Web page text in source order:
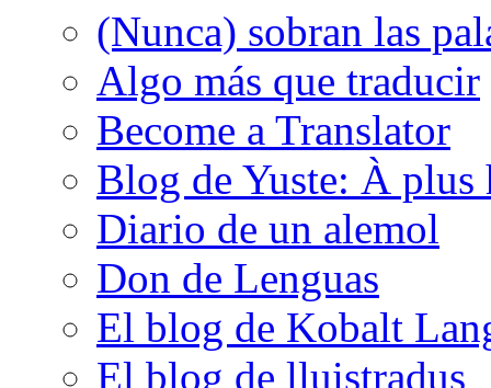
(Nunca) sobran las
Algo más que traducir
Become a Translator
Blog de Yuste: À plus
Diario de un alemol
Don de Lenguas
El blog de Kobalt
El blog de lluistradus